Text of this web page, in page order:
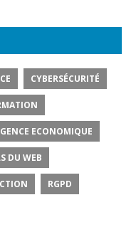
CYBERSÉCURITÉ
ECONOMIQUE
DU WEB
RGPD